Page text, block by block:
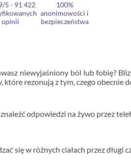
5 - 91 422
opinii
100%
anonimowości i
bezpieczeństwa
niewyjaśniony ból lub fobię?
które rezonują z tym, czego obecnie
odpowiedzi na żywo przez
się w różnych ciałach przez długi